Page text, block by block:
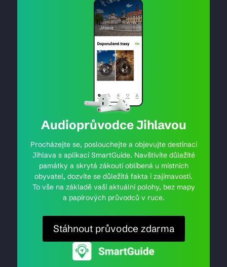
Audioprůvodce Jihlavou
Procházejte se, poslouchejte a objevujte destinaci
Jihlava s aplikací SmartGuide. Navštívíte důležité
památky a skrytá zákoutí oblíbená u místních
obyvatel, dozvíte se důležitá fakta i zajímavosti.
To vše na základě vaší aktuální polohy, bez mapy
a papírových průvodců v ruce.
Stáhnout průvodce zdarma